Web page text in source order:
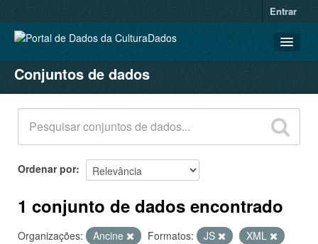
Entrar
CONJUNTOS DE DADOS
ORGANIZAÇÕES
GRUPOS
SOBRE
Conjuntos de dados
Ordenar por
1 conjunto de dados encontrado
Organizações: Ancine Formatos: JS
XML